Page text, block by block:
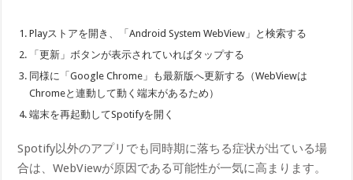
Playストアを開き、「Android System WebView」と検索する
「更新」ボタンが表示されていればタップする
同様に「Google Chrome」も最新版へ更新する（WebViewは
Chromeと連動して動く端末があるため）
端末を再起動してSpotifyを開く
Spotify以外のアプリでも同時期に落ちる症状が出ている場
合は、WebViewが原因である可能性が一気に高まります。